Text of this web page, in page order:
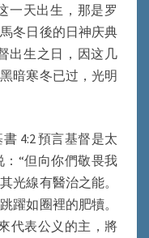
一天出生，那是罗
冬日後的日神庆典
出生之日，因这几
暗寒冬已过，光明
4:2 預言基督是太
“但向你們敬畏我
光線有醫治之能。
躍如圈裡的肥犢。
代表公义的主，將